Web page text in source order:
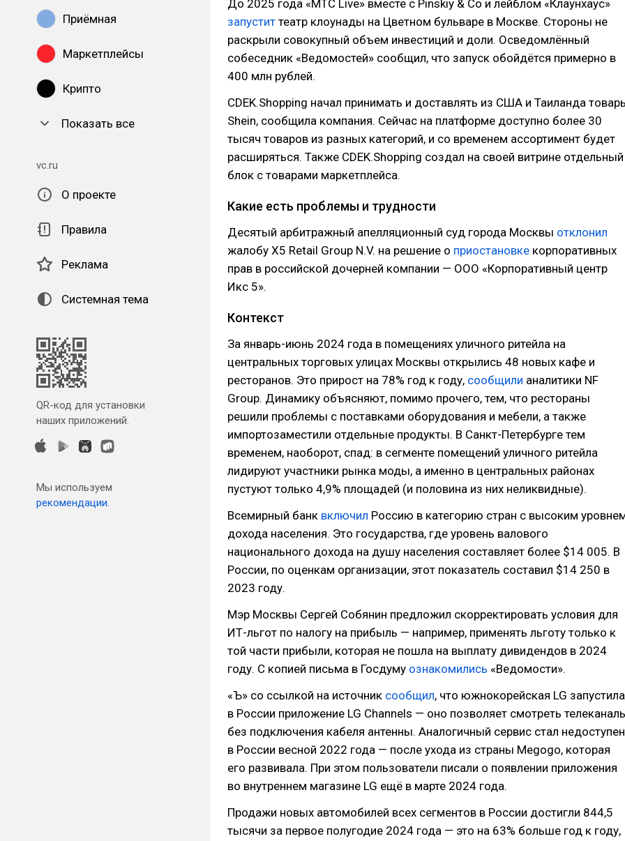
Приёмная
Маркетплейсы
Крипто
Показать все
vc.ru
О проекте
Правила
Реклама
Системная тема
QR-код для установки
наших приложений.
Мы используем
рекомендации.
До 2025 года «МТС Live» вместе с Pinskiy & Co и лейблом «Клаунхаус»
запустит театр клоунады на Цветном бульваре в Москве. Стороны не
раскрыли совокупный объем инвестиций и доли. Осведомлённый
собеседник «Ведомостей» сообщил, что запуск обойдётся примерно в
400 млн рублей.
CDEK.Shopping начал принимать и доставлять из США и Таиланда
Shein, сообщила компания. Сейчас на платформе доступно более 30
тысяч товаров из разных категорий, и со временем ассортимент будет
расширяться. Также CDEK.Shopping создал на своей витрине отдельный
блок с товарами маркетплейса.
Какие есть проблемы и трудности
Десятый арбитражный апелляционный суд города Москвы отклонил
жалобу X5 Retail Group N.V. на решение о приостановке корпоративных
прав в российской дочерней компании — ООО «Корпоративный центр
Икс 5».
Контекст
За январь-июнь 2024 года в помещениях уличного ритейла на
центральных торговых улицах Москвы открылись 48 новых кафе и
ресторанов. Это прирост на 78% год к году, сообщили аналитики NF
Group. Динамику объясняют, помимо прочего, тем, что рестораны
решили проблемы с поставками оборудования и мебели, а также
импортозаместили отдельные продукты. В Санкт-Петербурге тем
временем, наоборот, спад: в сегменте помещений уличного ритейла
лидируют участники рынка моды, а именно в центральных районах
пустуют только 4,9% площадей (и половина из них неликвидные).
Всемирный банк включил Россию в категорию стран с высоким
дохода населения. Это государства, где уровень валового
национального дохода на душу населения составляет более $14 005. В
России, по оценкам организации, этот показатель составил $14 250 в
2023 году.
Мэр Москвы Сергей Собянин предложил скорректировать условия для
ИТ-льгот по налогу на прибыль — например, применять льготу только к
той части прибыли, которая не пошла на выплату дивидендов в 2024
году. С копией письма в Госдуму ознакомились «Ведомости».
«Ъ» со ссылкой на источник сообщил, что южнокорейская LG запустила
в России приложение LG Channels — оно позволяет смотреть
без подключения кабеля антенны. Аналогичный сервис стал недоступен
в России весной 2022 года — после ухода из страны Megogo, которая
его развивала. При этом пользователи писали о появлении приложения
во внутреннем магазине LG ещё в марте 2024 года.
Продажи новых автомобилей всех сегментов в России достигли 844,5
тысячи за первое полугодие 2024 года — это на 63% больше год к году,